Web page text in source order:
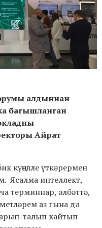
алдыннан
багышланган
Айрат
күңелле үткәрермен
Ясалма интеллект,
терминнар, әлбәттә,
аз гына да
талып кайтып